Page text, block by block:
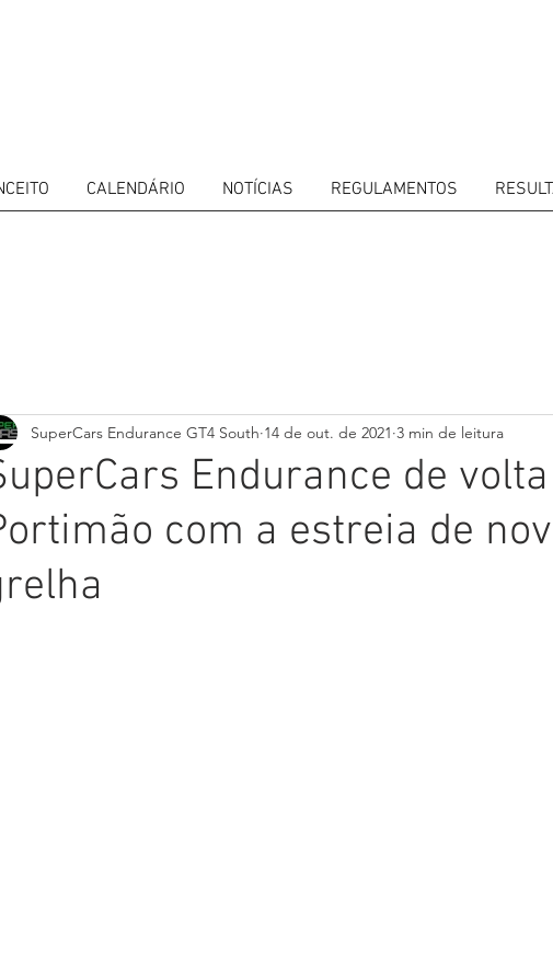
CALENDÁRIO NOTÍCIAS REGULAMENTOS
Endurance de
com a estreia de
SuperCars Endurance GT4 South 14 de out. de 2021 3 min de leitura